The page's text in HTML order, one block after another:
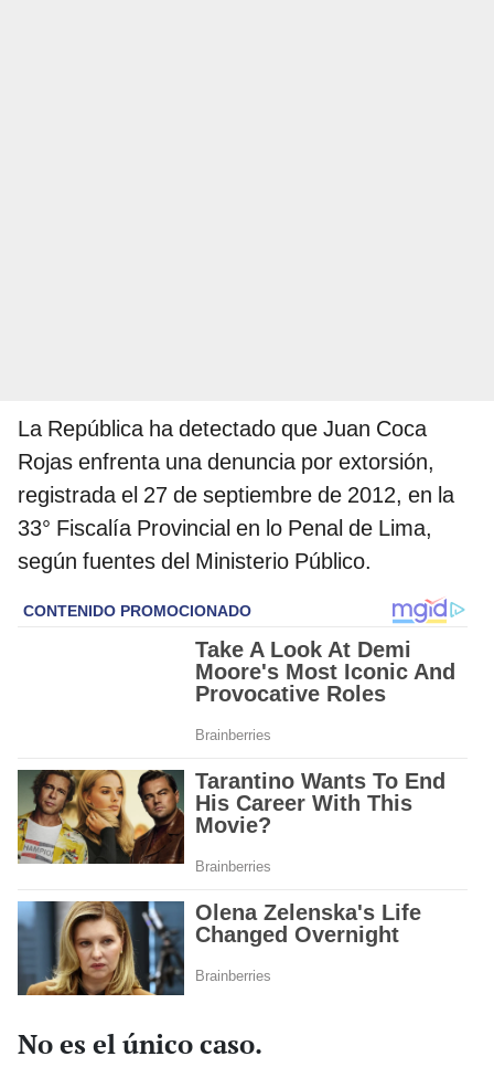
La República ha detectado que Juan Coca
Rojas enfrenta una denuncia por extorsión,
registrada el 27 de septiembre de 2012, en la
33° Fiscalía Provincial en lo Penal de Lima,
según fuentes del Ministerio Público.
No es el único caso.